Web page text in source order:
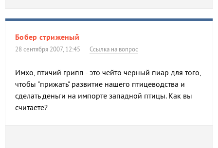
Бобер стриженый
28 сентября 2007, 12:45 Ссылка на вопрос
Имхо, птичий грипп - это чейто черный пиар для того,
чтобы "прижать" развитие нашего птицеводства и
сделать деньги на импорте западной птицы. Как вы
считаете?